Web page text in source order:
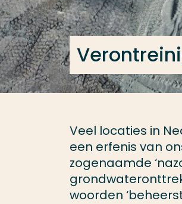
Veel locaties in
een erfenis van
zogenaamde
woorden